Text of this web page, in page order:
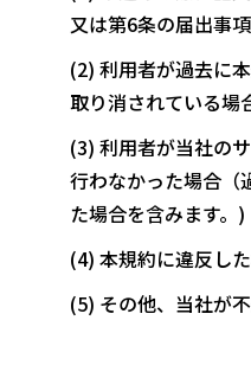
又は第6条の届出事
利用者が過去に
取り消されている場
利用者が当社の
行わなかった場合（
た場合を含みます。)
本規約に違反し
その他、当社が